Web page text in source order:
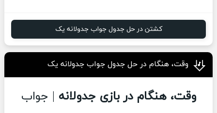
کشتن در حل جدول جواب جدولانه یک
وقت، هنگام در حل جدول جواب جدولانه یک
وقت، هنگام در بازی جدولانه | جواب